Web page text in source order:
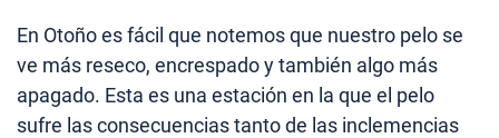
En Otoño es fácil que notemos que nuestro pelo se
ve más reseco, encrespado y también algo más
apagado. Esta es una estación en la que el pelo
sufre las consecuencias tanto de las inclemencias